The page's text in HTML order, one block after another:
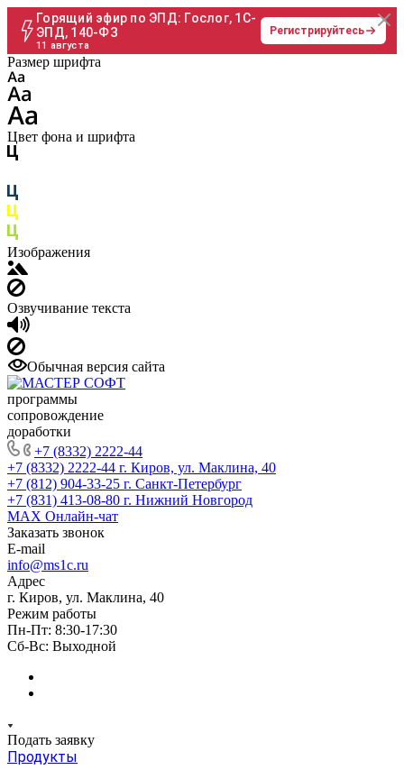
Горящий эфир по ЭПД: Гослог, 1С-
ЭПД, 140-ФЗ
11 августа
Регистрируйтесь
Размер шрифта
Цвет фона и шрифта
Изображения
Озвучивание текста
Обычная версия сайта
программы
сопровождение
доработки
+7 (8332) 2222-44
+7 (8332) 2222-44 г. Киров, ул. Маклина, 40
+7 (812) 904-33-25 г. Санкт-Петербург
+7 (831) 413-08-80 г. Нижний Новгород
MAX Онлайн-чат
Заказать звонок
E-mail
info@ms1c.ru
Адрес
г. Киров, ул. Маклина, 40
Режим работы
Пн-Пт: 8:30-17:30
Cб-Вс: Выходной
Подать заявку
Продукты